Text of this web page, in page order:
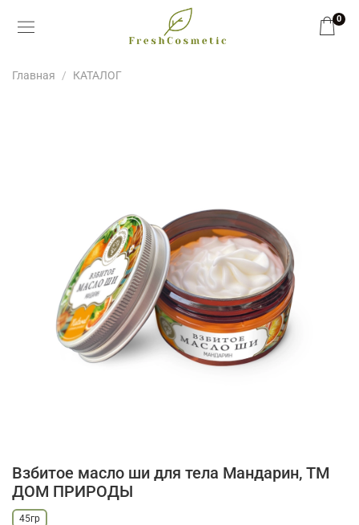
0
Главная КАТАЛОГ
Взбитое масло ши для тела Мандарин, ТМ
ДОМ ПРИРОДЫ
45гр